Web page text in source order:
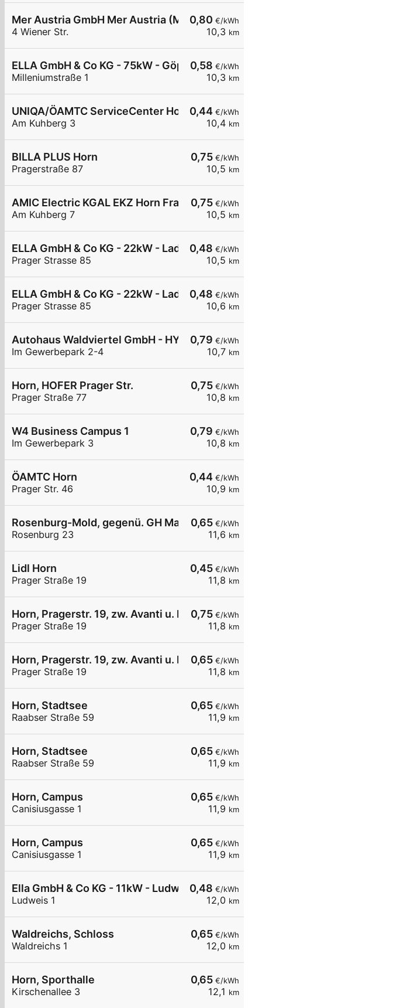
0,80 €/kWh
10,3 km
Mer Austria GmbH Mer Austria (McD) - Frauenhofen - Wiener Str. 4 #1
4 Wiener Str.
0,58 €/kWh
10,3 km
ELLA GmbH & Co KG - 75kW - Göpfritz Firma Hofstetter - Schnelllader
Milleniumstraße 1
0,44€/kWh
10,4 km
UNIQA/ÖAMTC ServiceCenter Horn
Am Kuhberg 3
0,75€/kWh
10,5 km
BILLA PLUS Horn
Pragerstraße 87
0,75€/kWh
10,5 km
AMIC Electric KGAL EKZ Horn Frauenhofen Am Kuhberg
Am Kuhberg 7
0,48 €/kWh
10,5 km
ELLA GmbH & Co KG - 22kW - Ladestation Horn - Autohaus Lehr - Carport AC
Prager Strasse 85
0,48 €/kWh
10,6 km
ELLA GmbH & Co KG - 22kW - Ladestation Horn - Autohaus Lehr
Prager Strasse 85
0,79 €/kWh
10,7 km
Autohaus Waldviertel GmbH - HYC50
Im Gewerbepark 2-4
0,75€/kWh
10,8 km
Horn, HOFER Prager Str.
Prager Straße 77
0,79 €/kWh
10,8 km
W4 Business Campus 1
Im Gewerbepark 3
0,44€/kWh
10,9 km
ÖAMTC Horn
Prager Str. 46
0,65€/kWh
11,6 km
Rosenburg-Mold, gegenü. GH Mann
Rosenburg 23
0,45€/kWh
11,8 km
Lidl Horn
Prager Straße 19
0,75€/kWh
11,8 km
Horn, Pragerstr. 19, zw. Avanti u. Lidl
Prager Straße 19
0,65€/kWh
11,8 km
Horn, Pragerstr. 19, zw. Avanti u. Lidl
Prager Straße 19
0,65€/kWh
11,9 km
Horn, Stadtsee
Raabser Straße 59
0,65€/kWh
11,9 km
Horn, Stadtsee
Raabser Straße 59
0,65€/kWh
11,9 km
Horn, Campus
Canisiusgasse 1
0,65€/kWh
11,9 km
Horn, Campus
Canisiusgasse 1
0,48 €/kWh
12,0 km
Ella GmbH & Co KG - 11kW - Ludweis - Pfarrstadl
Ludweis 1
0,65€/kWh
12,0 km
Waldreichs, Schloss
Waldreichs 1
0,65€/kWh
12,1 km
Horn, Sporthalle
Kirschenallee 3